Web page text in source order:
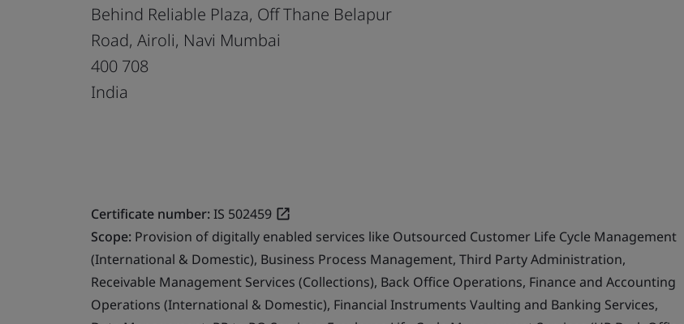
Behind Reliable Plaza, Off Thane Belapur
Road, Airoli, Navi Mumbai
400 708
India
Certificate number:IS 502459
Scope: Provision of digitally enabled services like Outsourced Customer Life Cycle Management
(International & Domestic), Business Process Management, Third Party Administration,
Receivable Management Services (Collections), Back Office Operations, Finance and Accounting
Operations (International & Domestic), Financial Instruments Vaulting and Banking Services,